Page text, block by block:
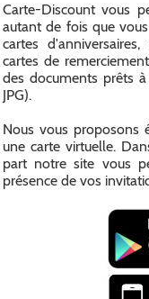
Carte-Discount vous
autant de fois que
cartes
cartes de
des documents prêts
JPG).
Nous vous proposons
une carte virtuelle.
part notre site vous
présence de vos